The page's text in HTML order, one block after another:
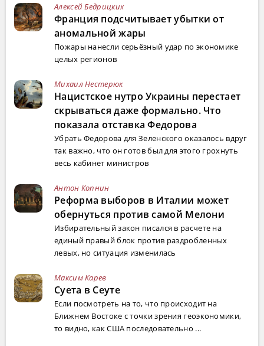
Алексей Бедрицких
Франция подсчитывает убытки от
аномальной жары
Пожары нанесли серьёзный удар по экономике
целых регионов
Михаил Нестерюк
Нацистское нутро Украины перестает
скрываться даже формально. Что
показала отставка Федорова
Убрать Федорова для Зеленского оказалось вдруг
так важно, что он готов был для этого грохнуть
весь кабинет министров
Антон Копнин
Реформа выборов в Италии может
обернуться против самой Мелони
Избирательный закон писался в расчете на
единый правый блок против раздробленных
левых, но ситуация изменилась
Максим Карев
Суета в Сеуте
Если посмотреть на то, что происходит на
Ближнем Востоке с точки зрения геоэкономики,
то видно, как США последовательно ...